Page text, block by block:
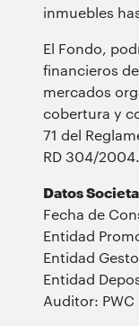
inmuebles
El Fondo,
financieros
mercados
cobertura y
71 del
RD 304/2004.
Datos
Fecha de
Entidad
Entidad
Entidad
Auditor: PWC